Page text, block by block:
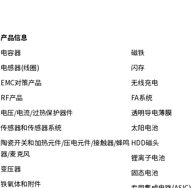
产品信息
电容器
电感器(线圈)
EMC对策产品
RF产品
电压/电流/过热保护器件
传感器和传感器系统
陶瓷开关和加热元件/压电元件/接触器/蜂鸣
器/麦克风
变压器
铁氧体和附件
磁铁
闪存
无线充电
FA系统
透明导电薄膜
太阳电池
HDD磁头
锂离子电池
固态电池